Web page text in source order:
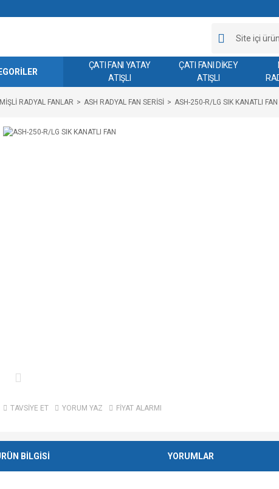
ÇATI FANI YATAY
ATIŞLI
ÇATI FANI DİKEY
ATIŞLI
RADYAL FANLAR ASH RADYAL FAN SERİSİ ASH-250-R/LG SIK KANATLI FAN
TAVSİYE ET YORUM YAZ FİYAT ALARMI
BİLGİSİ YORUMLAR